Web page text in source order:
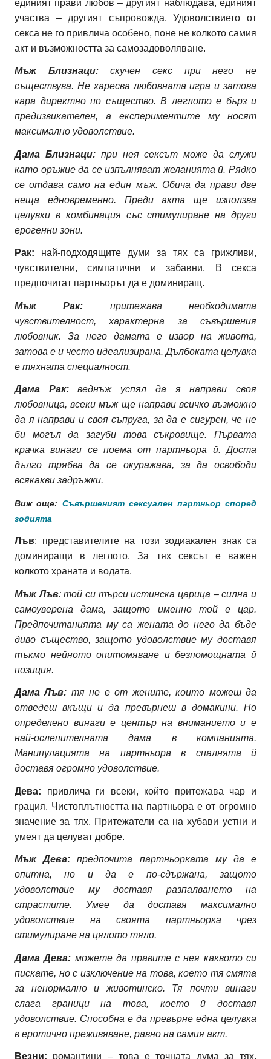
единият прави любов – другият наблюдава, единият
участва – другият съпровожда. Удоволствието от
секса не го привлича особено, поне не колкото самия
акт и възможността за самозадоволяване.
Мъж Близнаци:скучен секс при него не
съществува. Не харесва любовната игра и затова
кара директно по същество. В леглото е бърз и
предизвикателен, а експериментите му носят
максимално удоволствие.
Дама Близнаци: при нея сексът може да служи
като оръжие да се изпълняват желанията й. Рядко
се отдава само на един мъж. Обича да прави две
неща едновременно. Преди акта ще използва
целувки в комбинация със стимулиране на други
ерогенни зони.
Рак:
най-подходящите думи за тях са грижливи,
чувствителни, симпатични и забавни. В секса
предпочитат партньорът да е доминиращ.
Мъж Рак: притежава необходимата
чувствителност, характерна за съвършения
любовник. За него дамата е извор на живота,
затова е и често идеализирана. Дълбоката целувка
е тяхната специалност.
Дама Рак:
веднъж успял да я направи своя
любовница, всеки мъж ще направи всичко възможно
да я направи и своя съпруга, за да е сигурен, че не
би могъл да загуби това съкровище. Първата
крачка винаги се поема от партньора й. Доста
дълго трябва да се окуражава, за да освободи
всякакви задръжки.
Виж още: Съвършеният сексуален партньор според
зодията
Лъв: представителите на този зодиакален знак са
доминиращи в леглото. За тях сексът е важен
колкото храната и водата.
Мъж Лъв: той си търси истинска царица – силна и
самоуверена дама, защото именно той е цар.
Предпочитанията му са жената до него да бъде
диво същество, защото удоволствие му доставя
тъкмо нейното опитомяване и безпомощната й
позиция.
Дама Лъв: тя не е от жените, които можеш да
отведеш вкъщи и да превърнеш в домакини. Но
определено винаги е център на вниманието и е
най-ослепителната дама в компанията.
Манипулацията на партньора в спалнята й
доставя огромно удоволствие.
Дева:
привлича ги всеки, който притежава чар и
грация. Чистоплътността на партньора е от огромно
значение за тях. Притежатели са на хубави устни и
умеят да целуват добре.
Мъж Дева:
предпочита партньорката му да е
опитна, но и да е по-сдържана, защото
удоволствие му доставя разпалването на
страстите. Умее да доставя максимално
удоволствие на своята партньорка чрез
стимулиране на цялото тяло.
Дама Дева: можете да правите с нея каквото си
пискате, но с изключение на това, което тя смята
за ненормално и животинско. Тя почти винаги
слага граници на това, което й доставя
удоволствие. Способна е да превърне една целувка
в еротично преживяване, равно на самия акт.
Везни:
романтици – това е точната дума за тях.